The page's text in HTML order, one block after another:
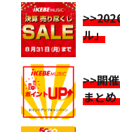
ル」
>>開
まとめ